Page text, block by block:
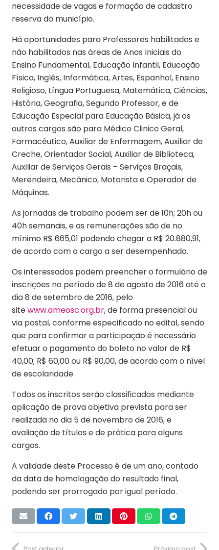
necessidade de vagas e formação de cadastro
reserva do município.
Há oportunidades para Professores habilitados e
não habilitados nas áreas de Anos Iniciais do
Ensino Fundamental, Educação Infantil, Educação
Física, Inglês, Informática, Artes, Espanhol, Ensino
Religioso, Língua Portuguesa, Matemática, Ciências,
História, Geografia, Segundo Professor, e de
Educação Especial para Educação Básica, já os
outros cargos são para Médico Clinico Geral,
Farmacêutico, Auxiliar de Enfermagem, Auxiliar de
Creche, Orientador Social, Auxiliar de Biblioteca,
Auxiliar de Serviços Gerais – Serviços Braçais,
Merendeira, Mecânico, Motorista e Operador de
Máquinas.
As jornadas de trabalho podem ser de 10h; 20h ou
40h semanais, e as remunerações são de no
mínimo R$ 665,01 podendo chegar a R$ 20.880,91,
de acordo com o cargo a ser desempenhado.
Os interessados podem preencher o formulário de
inscrições no período de 8 de agosto de 2016 até o
dia 8 de setembro de 2016, pelo
sitewww.ameosc.org.br, de forma presencial ou
via postal, conforme especificado no edital, sendo
que para confirmar a participação é necessário
efetuar o pagamento do boleto no valor de R$
40,00; R$ 60,00 ou R$ 90,00, de acordo com o nível
de escolaridade.
Todos os inscritos serão classificados mediante
aplicação de prova objetiva prevista para ser
realizada no dia 5 de novembro de 2016, e
avaliação de títulos e de prática para alguns
cargos.
A validade deste Processo é de um ano, contado
da data de homologação do resultado final,
podendo ser prorrogado por igual período.